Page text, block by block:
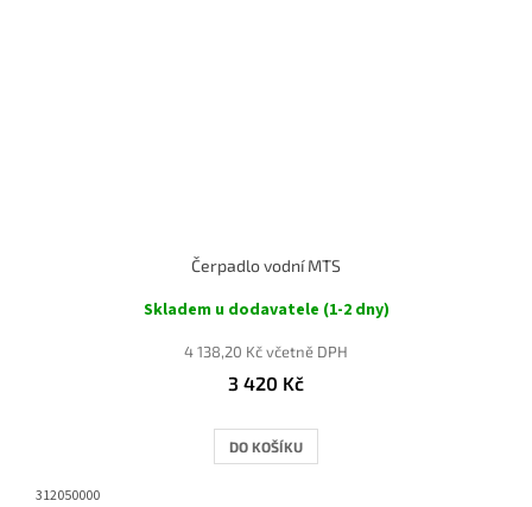
Čerpadlo vodní MTS
Skladem u dodavatele (1-2 dny)
4 138,20 Kč včetně DPH
3 420 Kč
DO KOŠÍKU
312050000